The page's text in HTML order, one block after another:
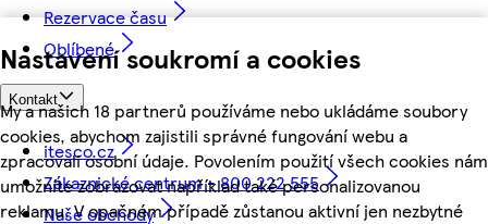
Nastavení soukromí a cookies
My a našich 18 partnerů používáme nebo ukládáme soubory
cookies, abychom zajistili správné fungování webu a
zpracovali osobní údaje. Povolením použití všech cookies nám
umožníte zobrazovat například také personalizovanou
reklamu. V opačném případě zůstanou aktivní jen nezbytné
Rezervace času
Oblíbené
Kontakt
itesco.cz
Zákaznické centrum - 800 222 555
Naše obchody